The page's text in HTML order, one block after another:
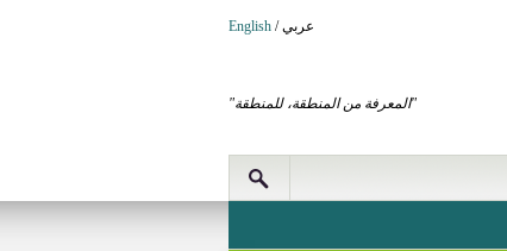
عربي/
English
"المعرفة من المنطقة، للمنطقة"